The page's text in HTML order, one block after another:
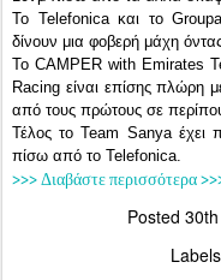
Το Telefonica και το
δίνουν μια φοβερή μάχη
To CAMPER with Emirates
Racing είναι επίσης πλώρη
από τους πρώτους σε
Τέλος το Team Sanya έχει
πίσω από το Telefonica.
>>> Διαβάστε περισσότερα
Posted